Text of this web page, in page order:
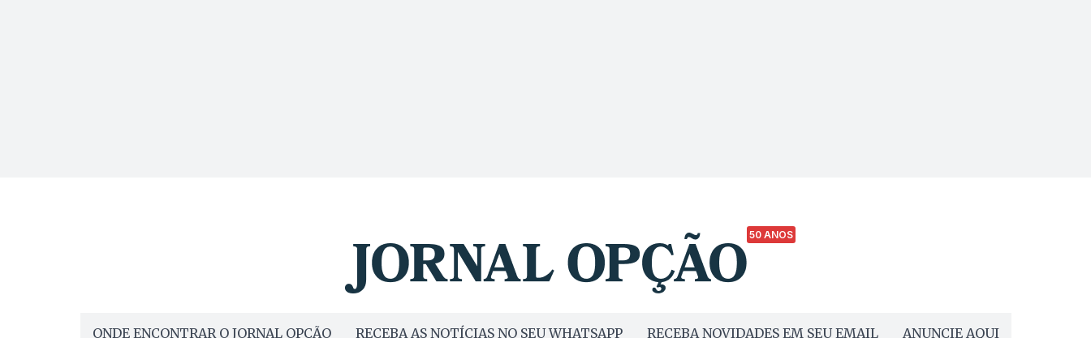
50 ANOS
ONDE ENCONTRAR O JORNAL OPÇÃO RECEBA AS NOTÍCIAS NO SEU WHATSAPP RECEBA NOVIDADES EM SEU EMAIL ANUNCIE AQUI